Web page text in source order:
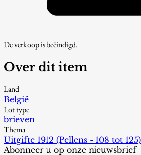
De verkoop is beëindigd.
Over dit item
Land
België
Lot type
brieven
Thema
Uitgifte 1912 (Pellens - 108 tot 125)
Abonneer u op onze nieuwsbrief